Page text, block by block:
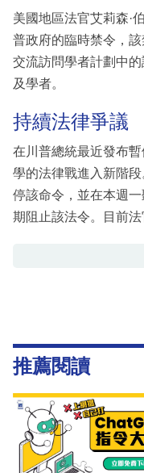
美國地區法官艾莉森·
普政府的臨時禁令，
交流訪問學者計劃中
及學者。
持續法律爭議
在川普總統最近發布
學的法律戰進入新階
停該命令，並在本週
期阻止該法令。目前法
推薦閱讀